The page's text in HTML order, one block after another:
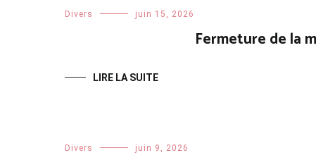
Divers juin 15, 2026
Fermeture de la
LIRE LA SUITE
Divers juin 9, 2026